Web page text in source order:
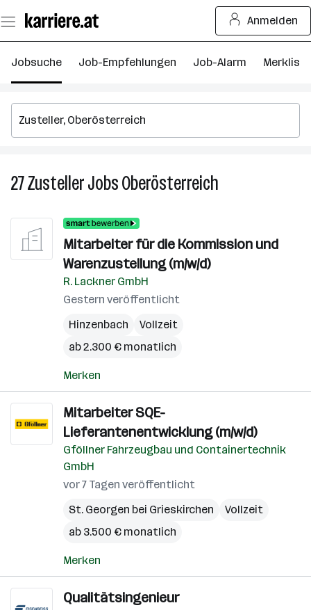
Seiteninhalt
springen
Anmelden
Jobsuche Job-Empfehlungen Job-Alarm Merkliste
27ZustellerJobsOberösterreich
Oberösterreich
Mitarbeiter für die Kommission und
Warenzustellung (m/w/d)
R. Lackner GmbH
Gestern veröffentlicht
Hinzenbach
Vollzeit
ab 2.300 € monatlich
Merken
Mitarbeiter SQE-
Lieferantenentwicklung (m/w/d)
Gföllner Fahrzeugbau und Containertechnik
GmbH
vor 7 Tagen veröffentlicht
St. Georgen bei Grieskirchen
Vollzeit
ab 3.500 € monatlich
Merken
Qualitätsingenieur